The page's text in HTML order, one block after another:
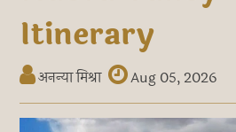
Itinerary
अनन्या मिश्रा Aug 05, 2026